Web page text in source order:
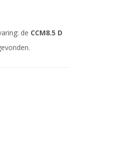
de CCM8.5 D